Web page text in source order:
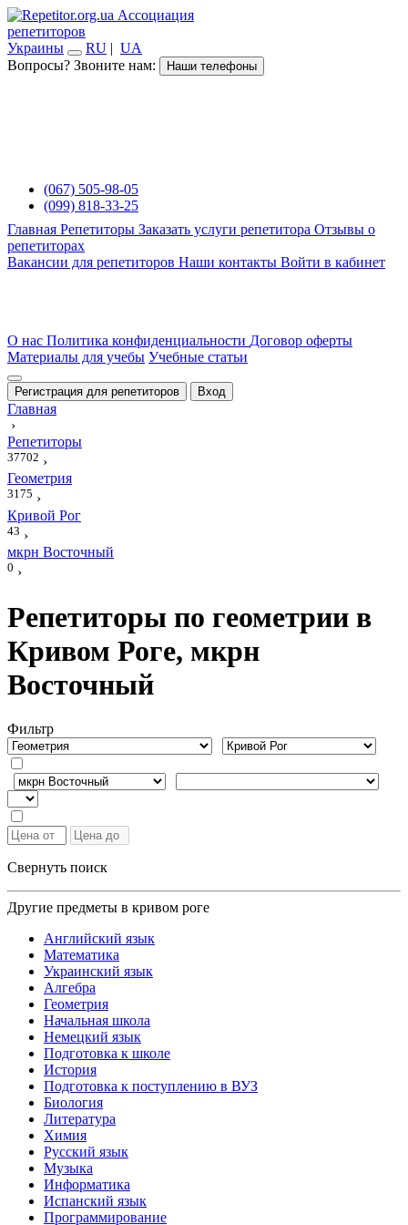
Ассоциация
репетиторов
Украины
RU | UA
Вопросы? Звоните нам:
Наши телефоны
(067) 505-98-05
(099) 818-33-25
Главная Репетиторы Заказать услуги репетитора Отзывы о
репетиторах
Вакансии для репетиторов Наши контакты Войти в кабинет
О нас Политика конфиденциальности Договор оферты
Материалы для учебы Учебные статьи
Регистрация для репетиторов Вход
Главная
›
Репетиторы
37702 ›
Геометрия
3175 ›
Кривой Рог
43 ›
мкрн Восточный
0 ›
Репетиторы по геометрии в
Кривом Роге, мкрн
Восточный
Фильтр
Свернуть поиск
Другие предметы в кривом роге
Английский язык
Математика
Украинский язык
Алгебра
Геометрия
Начальная школа
Немецкий язык
Подготовка к школе
История
Подготовка к поступлению в ВУЗ
Биология
Литература
Химия
Русский язык
Музыка
Информатика
Испанский язык
Программирование